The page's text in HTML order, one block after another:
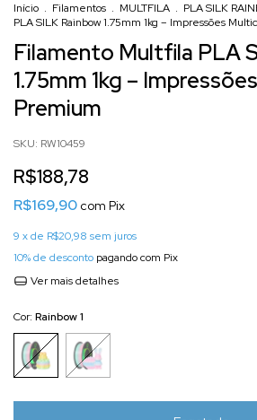
Início . Filamentos . MULTFILA . PLA SILK
PLA SILK Rainbow 1.75mm 1kg – Impressões
Filamento Multfila PLA
1.75mm 1kg –
Premium
SKU: RW10459
R$188,78
R$169,90 com Pix
9 x de R$20,98 sem juros
10% de desconto pagando com Pix
Ver mais detalhes
Cor: Rainbow 1